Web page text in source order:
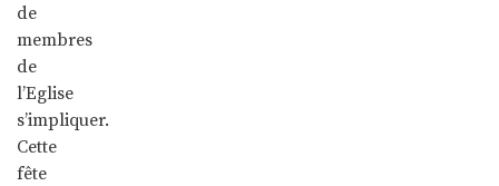
de
membres
de
l’Eglise
s’impliquer.
Cette
fête